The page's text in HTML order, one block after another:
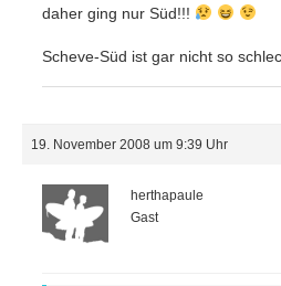
daher ging nur Süd!!!
Scheve-Süd ist gar nicht so
19. November 2008 um 9:39 Uhr
herthapaule
Gast